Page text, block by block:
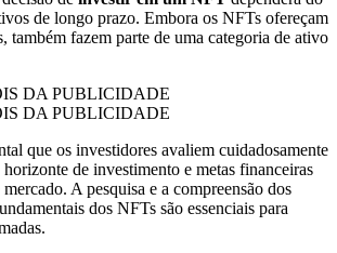
de longo prazo. Embora os NFTs ofereçam
também fazem parte de uma categoria de ativo
DA PUBLICIDADE
DA PUBLICIDADE
que os investidores avaliem cuidadosamente
de investimento e metas financeiras
mercado. A pesquisa e a compreensão dos
dos NFTs são essenciais para